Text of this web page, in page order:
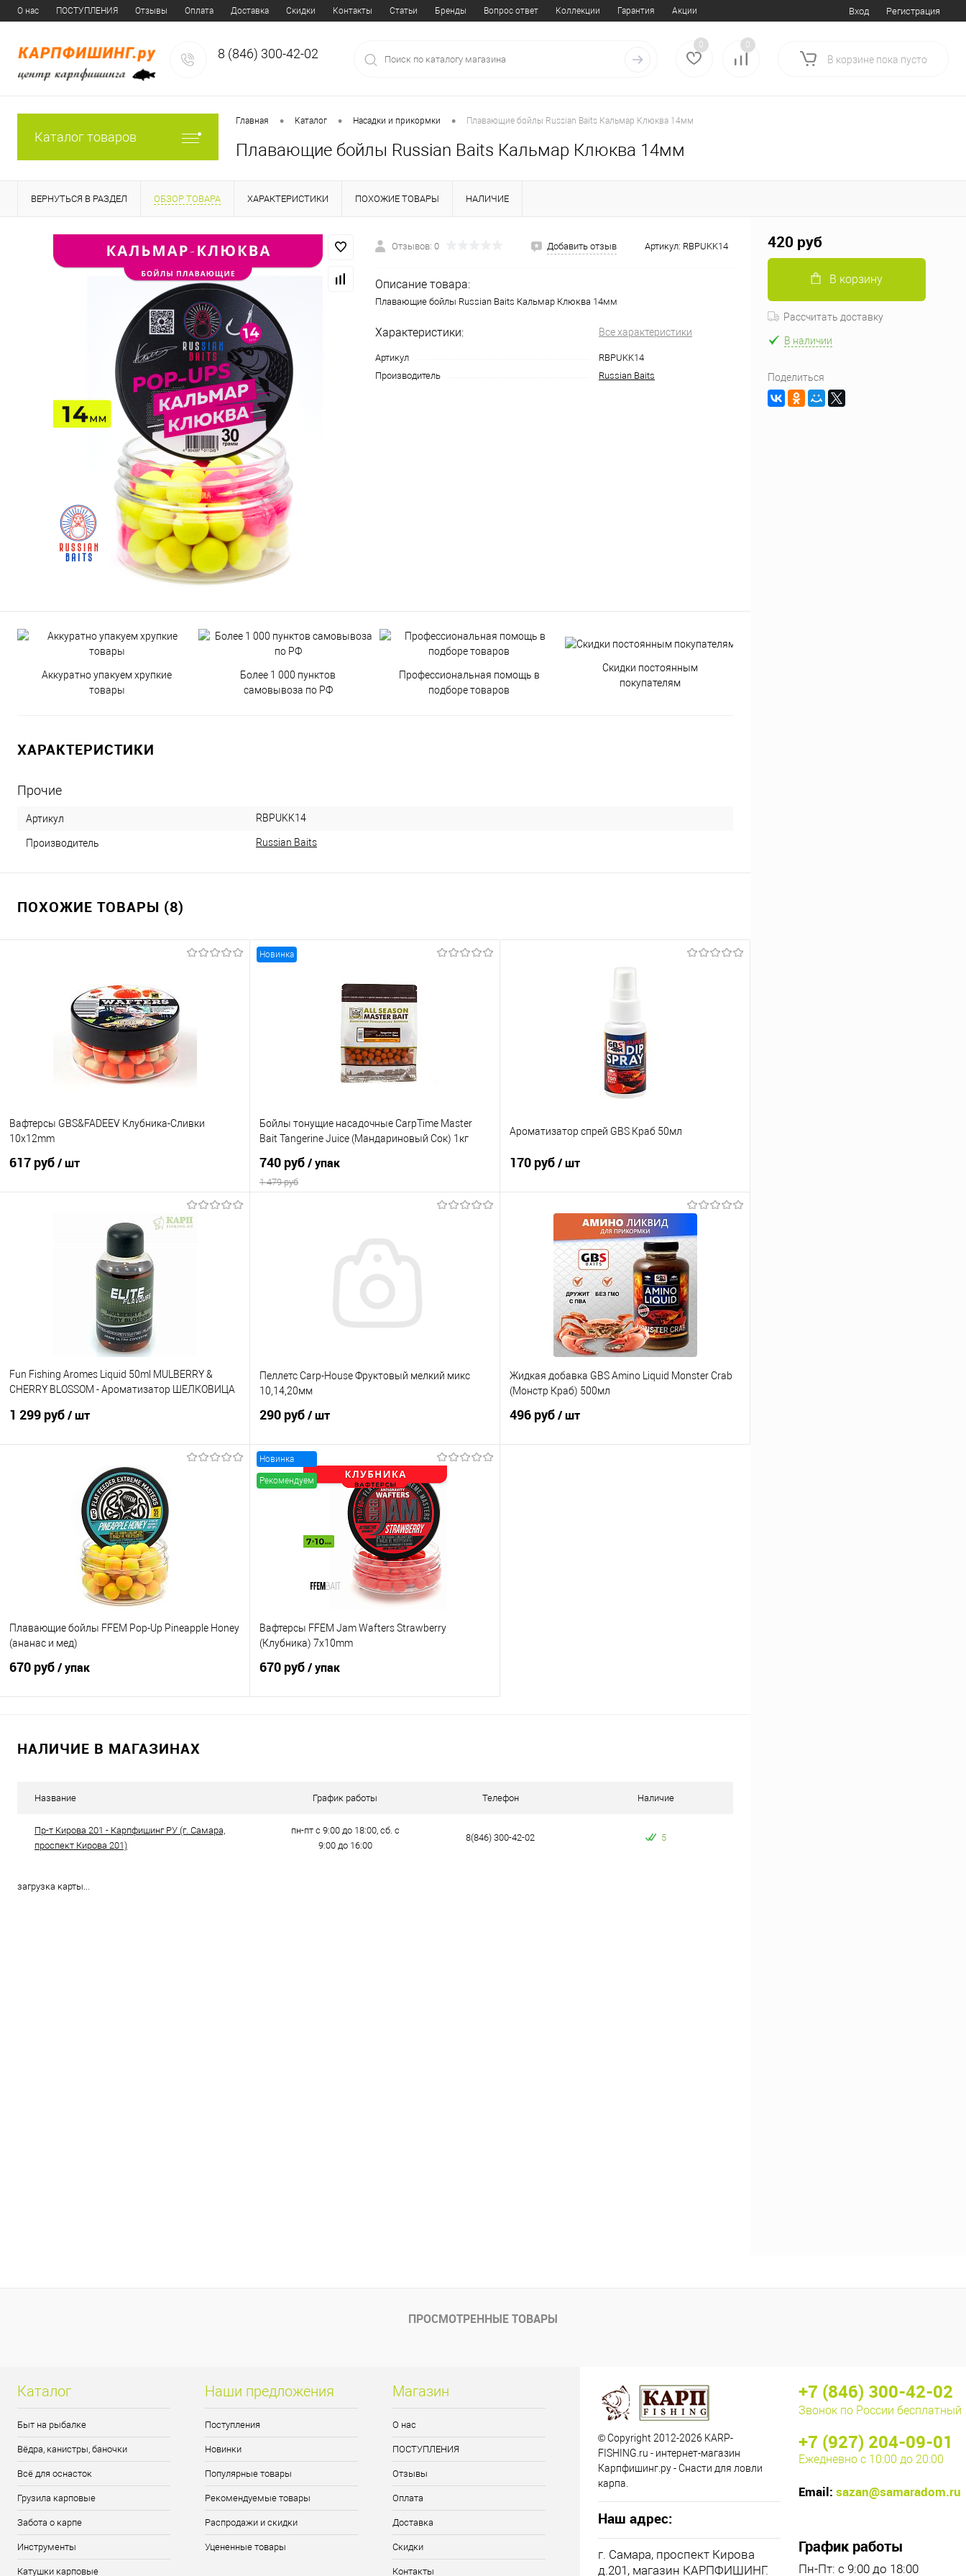
О нас ПОСТУПЛЕНИЯ Отзывы Оплата Доставка Скидки Контакты Статьи Бренды Вопрос ответ Коллекции Гарантия Акции Вход Регистрация
8 (846) 300-42-02
0 0
В корзине пока пусто
Каталог товаров
Главная • Каталог • Насадки и прикормки • Плавающие бойлы Russian Baits Кальмар Клюква 14мм
Плавающие бойлы Russian Baits Кальмар Клюква 14мм
ВЕРНУТЬСЯ В РАЗДЕЛ ОБЗОР ТОВАРА ХАРАКТЕРИСТИКИ ПОХОЖИЕ ТОВАРЫ НАЛИЧИЕ
Отзывов: 0 Добавить отзыв Артикул: RBPUKK14
Описание товара:
Плавающие бойлы Russian Baits Кальмар Клюква 14мм
Характеристики: Все характеристики
Артикул
RBPUKK14
Производитель
Russian Baits
Аккуратно упакуем хрупкие
товары
Более 1 000 пунктов
самовывоза по РФ
Профессиональная помощь в
подборе товаров
Скидки постоянным
покупателям
ХАРАКТЕРИСТИКИ
Прочие
Артикул RBPUKK14
Производитель Russian Baits
ПОХОЖИЕ ТОВАРЫ (8)
Вафтерсы GBS&FADEEV Клубника-Сливки
10х12mm
617 руб/ шт
В корзину
Сравнение
В наличии
Новинка
Бойлы тонущие насадочные CarpTime Master
Bait Tangerine Juice (Мандариновый Сок) 1кг
740 руб/ упак
1 479 руб
Ароматизатор спрей GBS Краб 50мл
170 руб/ шт
В корзину
Купить в 1 клик
Сравнение
В избранное
В наличии
Fun Fishing Aromes Liquid 50ml MULBERRY &
CHERRY BLOSSOM - Ароматизатор ШЕЛКОВИЦА
1 299 руб/ шт
В корзину
Сравнение
В наличии
Пеллетс Carp-House Фруктовый мелкий микс
10,14,20мм
290 руб/ шт
В корзину
Сравнение
В избранное
В наличии
Жидкая добавка GBS Amino Liquid Monster Crab
(Монстр Краб) 500мл
496 руб/ шт
Плавающие бойлы FFEM Pop-Up Pineapple Honey
(ананас и мед)
670 руб/ упак
12мм
Новинка
Рекомендуем
Вафтерсы FFEM Jam Wafters Strawberry
(Клубника) 7x10mm
670 руб/ упак
НАЛИЧИЕ В МАГАЗИНАХ
Название График работы Телефон Наличие
Пр-т Кирова 201 - Карпфишинг РУ (г. Самара,
проспект Кирова 201)
пн-пт с 9:00 до 18:00, сб. с
9:00 до 16:00
8(846) 300-42-02 5
загрузка карты...
420 руб
В корзину
Рассчитать доставку
В наличии
Поделиться
ПРОСМОТРЕННЫЕ ТОВАРЫ
Каталог
Быт на рыбалке
Вёдра, канистры, баночки
Всё для оснасток
Грузила карповые
Забота о карпе
Инструменты
Катушки карповые
Наши предложения
Поступления
Новинки
Популярные товары
Рекомендуемые товары
Распродажи и скидки
Уцененные товары
Магазин
О нас
ПОСТУПЛЕНИЯ
Отзывы
Оплата
Доставка
Скидки
Контакты
© Copyright 2012-2026 KARP-
FISHING.ru - интернет-магазин
Карпфишинг.ру - Снасти для ловли
карпа.
Наш адрес:
г. Самара, проспект Кирова
д.201, магазин КАРПФИШИНГ.
+7 (846) 300-42-02
Звонок по России бесплатный
+7 (927) 204-09-01
Ежедневно с 10:00 до 20:00
Email: sazan@samaradom.ru
График работы
Пн-Пт: с 9:00 до 18:00